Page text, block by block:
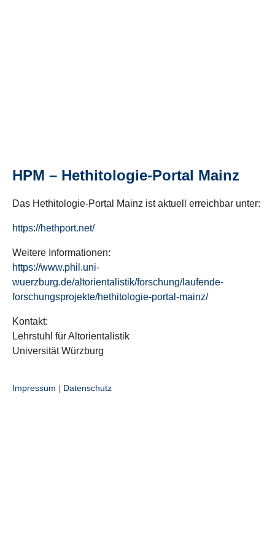
HPM – Hethitologie-Portal Mainz
Das Hethitologie-Portal Mainz ist aktuell erreichbar unter:
https://hethport.net/
Weitere Informationen:
https://www.phil.uni-
wuerzburg.de/altorientalistik/forschung/laufende-
forschungsprojekte/hethitologie-portal-mainz/
Kontakt:
Lehrstuhl für Altorientalistik
Universität Würzburg
Impressum | Datenschutz